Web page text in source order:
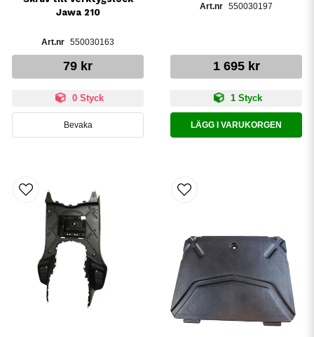
Jawa 210
550030163
79 kr
0 Styck
Bevaka
550030197
1 695 kr
1 Styck
LÄGG I VARUKORGEN